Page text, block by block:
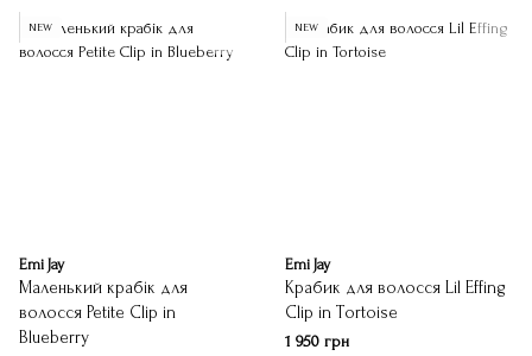
NEW
Emi Jay
Маленький крабік для
волосся Petite Clip in
Blueberry
NEW
Emi Jay
Крабик для волосся Lil Effing
Clip in Tortoise
1 950 грн